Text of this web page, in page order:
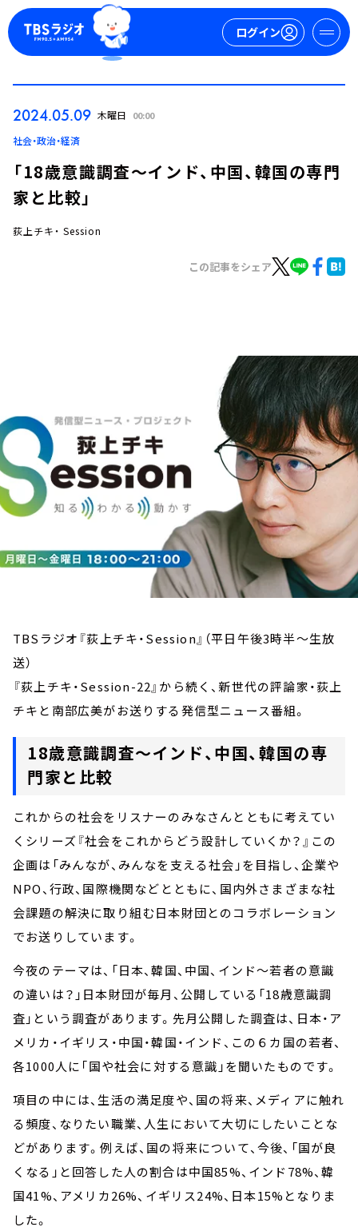
ログイン
会社情報
2024.05.09 木曜日 00:00
社会・政治・経済
「18歳意識調査～インド、中国、韓国の専門
家と比較」
荻上チキ・ Session
この記事をシェア
TBSラジオ『荻上チキ・Session』（平日午後3時半～生放
送）
『荻上チキ・Session-22』から続く、新世代の評論家・荻上
チキと南部広美がお送りする発信型ニュース番組。
18歳意識調査～インド、中国、韓国の専
門家と比較
これからの社会をリスナーのみなさんとともに考えてい
くシリーズ『社会をこれからどう設計していくか？』この
企画は「みんなが、みんなを支える社会」を目指し、企業や
NPO、行政、国際機関などとともに、国内外さまざまな社
会課題の解決に取り組む日本財団とのコラボレーション
でお送りしています。
今夜のテーマは、「日本、韓国、中国、インド～若者の意識
の違いは？」日本財団が毎月、公開している「18歳意識調
査」という調査があります。先月公開した調査は、日本・ア
メリカ・イギリス・中国・韓国・インド、この６カ国の若者、
各1000人に「国や社会に対する意識」を聞いたものです。
項目の中には、生活の満足度や、国の将来、メディアに触れ
る頻度、なりたい職業、人生において大切にしたいことな
どがあります。例えば、国の将来について、今後、「国が良
くなる」と回答した人の割合は中国85%、インド78%、韓
国41%、アメリカ26%、イギリス24%、日本15%となりま
した。